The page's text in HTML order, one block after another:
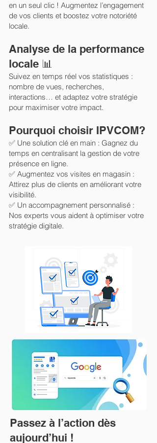
en un seul clic ! Augmentez l’engagement
de vos clients et boostez votre notoriété
locale.
Analyse de la performance
locale 📊
Suivez en temps réel vos statistiques :
nombre de vues, recherches,
interactions… et adaptez votre stratégie
pour maximiser votre impact.
Pourquoi choisir IPVCOM?
✅ Une solution clé en main : Gagnez du
temps en centralisant la gestion de votre
présence en ligne.
✅ Augmentez vos visites en magasin :
Attirez plus de clients en améliorant votre
visibilité.
✅ Un accompagnement personnalisé :
Nos experts vous aident à optimiser votre
stratégie digitale.
Passez à l’action dès
aujourd’hui !